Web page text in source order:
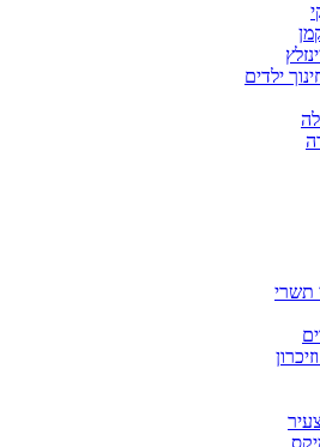
ילדים
תשרי